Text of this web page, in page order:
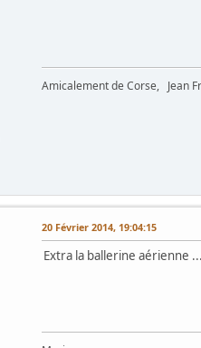
Amicalement de Corse, Jean
20 Février 2014, 19:04:15
Extra la ballerine aérienne ...